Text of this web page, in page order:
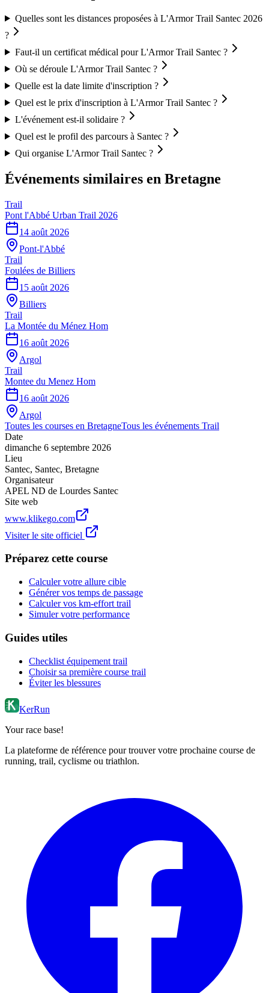
Quelles sont les distances proposées à L'Armor Trail Santec 2026
?
Faut-il un certificat médical pour L'Armor Trail Santec ?
Où se déroule L'Armor Trail Santec ?
Quelle est la date limite d'inscription ?
Quel est le prix d'inscription à L'Armor Trail Santec ?
L'événement est-il solidaire ?
Quel est le profil des parcours à Santec ?
Qui organise L'Armor Trail Santec ?
Événements similaires en Bretagne
Trail
Pont l'Abbé Urban Trail 2026
14 août 2026
Pont-l'Abbé
Trail
Foulées de Billiers
15 août 2026
Billiers
Trail
La Montée du Ménez Hom
16 août 2026
Argol
Trail
Montee du Menez Hom
16 août 2026
Argol
Toutes les courses en BretagneTous les événements Trail
Date
dimanche 6 septembre 2026
Lieu
Santec, Santec, Bretagne
Organisateur
APEL ND de Lourdes Santec
Site web
www.klikego.com
Visiter le site officiel
Préparez cette course
Calculer votre allure cible
Générer vos temps de passage
Calculer vos km-effort trail
Simuler votre performance
Guides utiles
Checklist équipement trail
Choisir sa première course trail
Éviter les blessures
KerRun
Your race base!
La plateforme de référence pour trouver votre prochaine course de
running, trail, cyclisme ou triathlon.